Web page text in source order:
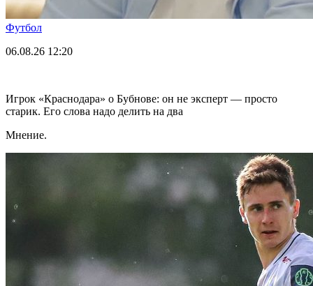
Футбол
06.08.26 12:20
Игрок «Краснодара» о Бубнове: он не эксперт — просто
старик. Его слова надо делить на два
Мнение.